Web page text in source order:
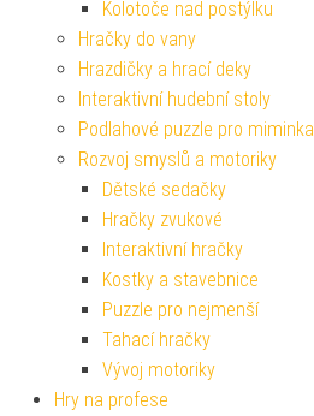
Kolotoče nad postýlku
Hračky do vany
Hrazdičky a hrací deky
Interaktivní hudební stoly
Podlahové puzzle pro miminka
Rozvoj smyslů a motoriky
Dětské sedačky
Hračky zvukové
Interaktivní hračky
Kostky a stavebnice
Puzzle pro nejmenší
Tahací hračky
Vývoj motoriky
Hry na profese